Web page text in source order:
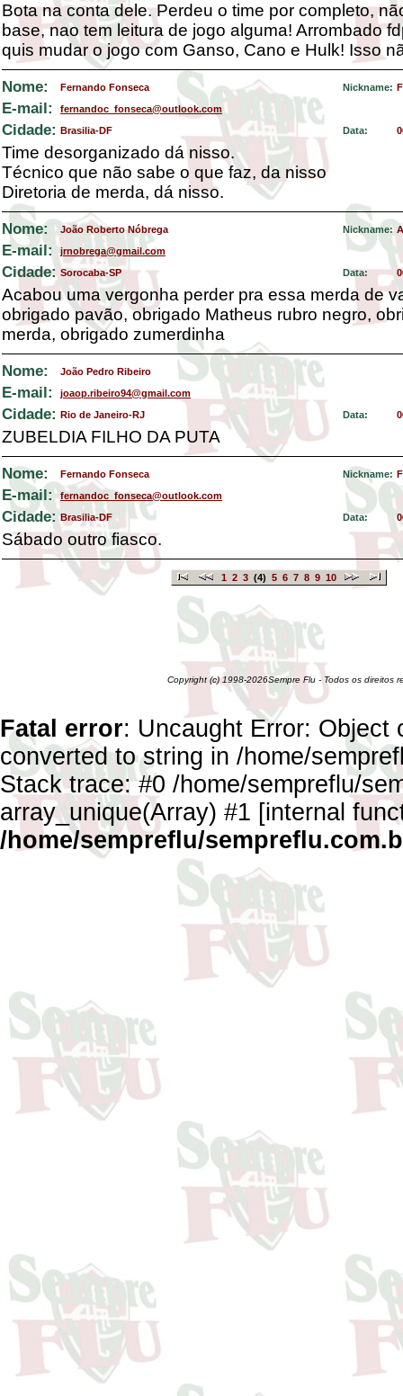
Bota na conta dele. Perdeu o time por completo,
base, nao tem leitura de jogo alguma! Arrombado
quis mudar o jogo com Ganso, Cano e Hulk! Isso
Nome: Fernando Fonseca Nickname:
E-mail: fernandoc_fonseca@outlook.com
Cidade: Brasilia-DF Data:
Time desorganizado dá nisso.
Técnico que não sabe o que faz, da nisso
Diretoria de merda, dá nisso.
Nome: João Roberto Nóbrega Nickname:
E-mail: jrnobrega@gmail.com
Cidade: Sorocaba-SP Data:
Acabou uma vergonha perder pra essa merda de
obrigado pavão, obrigado Matheus rubro negro,
merda, obrigado zumerdinha
Nome: João Pedro Ribeiro
E-mail: joaop.ribeiro94@gmail.com
Cidade: Rio de Janeiro-RJ Data:
ZUBELDIA FILHO DA PUTA
Nome: Fernando Fonseca Nickname:
E-mail: fernandoc_fonseca@outlook.com
Cidade: Brasilia-DF Data:
Sábado outro fiasco.
1 2 3 (4) 5 6 7 8 9 10
Copyright (c) 1998-2026Sempre Flu - Todos os direitos
Fatal error: Uncaught Error: Object
converted to string in /home/
Stack trace: #0 /home/sempreflu/
array_unique(Array) #1 [internal
/home/sempreflu/